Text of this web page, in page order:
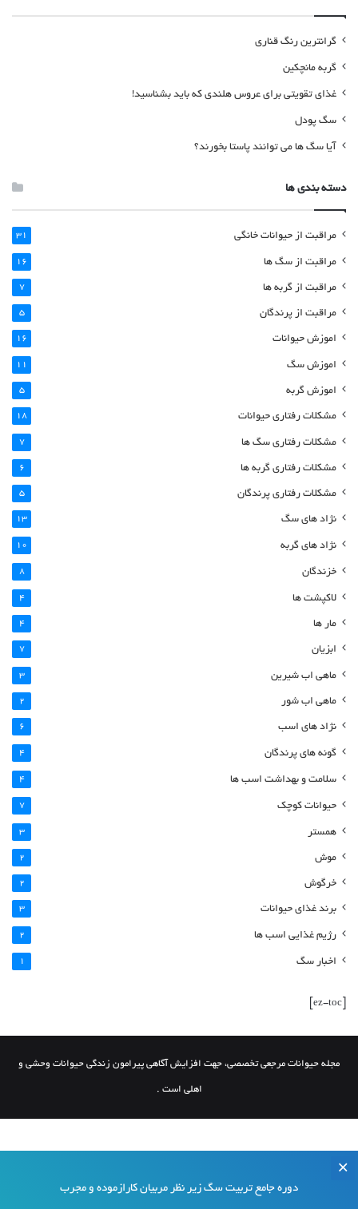
گرانترین رنگ قناری
گربه مانچکین
غذای تقویتی برای عروس هلندی که باید بشناسید!
سگ پودل
آیا سگ ها می توانند پاستا بخورند؟
دسته بندی ها
مراقبت از حیوانات خانگی 31
مراقبت از سگ ها 16
مراقبت از گربه ها 7
مراقبت از پرندگان 5
اموزش حیوانات 16
اموزش سگ 11
اموزش گربه 5
مشکلات رفتاری حیوانات 18
مشکلات رفتاری سگ ها 7
مشکلات رفتاری گربه ها 6
مشکلات رفتاری پرندگان 5
نژاد های سگ 13
نژاد های گربه 10
خزندگان 8
لاکپشت ها 4
مار ها 4
ابزیان 7
ماهی اب شیرین 3
ماهی اب شور 2
نژاد های اسب 6
گونه های پرندگان 4
سلامت و بهداشت اسب ها 4
حیوانات کوچک 7
همستر 3
موش 2
خرگوش 2
برند غذای حیوانات 3
رژیم غذایی اسب ها 2
اخبار سگ 1
مجله حیوانات مرجعی تخصصی، جهت افزایش آگاهی پیرامون زندگی حیوانات وحشی و
اهلی است .
دوره جامع تربیت سگ زیر نظر مربیان کارازموده و مجرب